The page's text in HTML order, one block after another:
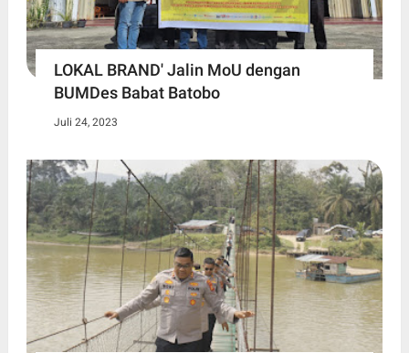
LOKAL BRAND' Jalin MoU dengan
BUMDes Babat Batobo
Juli 24, 2023